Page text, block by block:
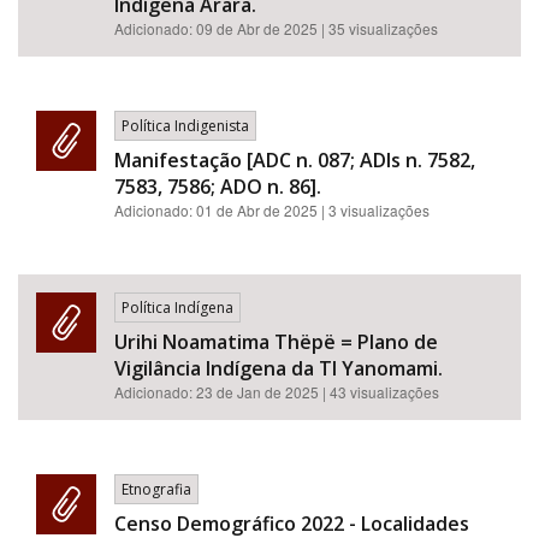
Adicionado:09 de Abr de 2025 | 35 visualizações
Política Indigenista
Manifestação [ADC n. 087; ADIs n. 7582,
7583, 7586; ADO n. 86].
Adicionado:01 de Abr de 2025 | 3 visualizações
Política Indígena
Urihi Noamatima Thëpë = Plano de
Vigilância Indígena da TI Yanomami.
Adicionado:23 de Jan de 2025 | 43 visualizações
Etnografia
Censo Demográfico 2022 - Localidades